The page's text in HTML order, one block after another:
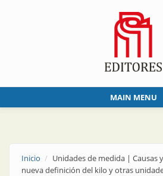
MAIN MENU
Inicio
Unidades de medida | Causas
nueva definición del kilo y otras